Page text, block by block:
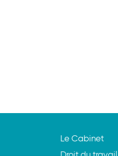
Le Cabinet